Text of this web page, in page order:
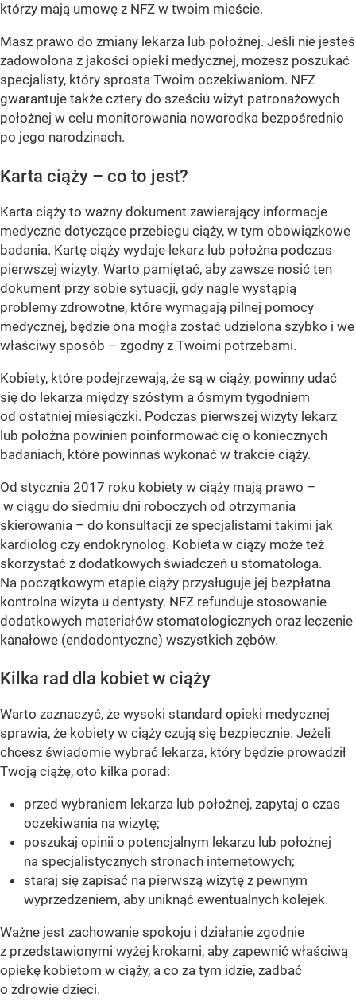
którzy mają umowę z NFZ w twoim mieście.
Masz prawo do zmiany lekarza lub położnej. Jeśli nie jesteś
zadowolona z jakości opieki medycznej, możesz poszukać
specjalisty, który sprosta Twoim oczekiwaniom. NFZ
gwarantuje także cztery do sześciu wizyt patronażowych
położnej w celu monitorowania noworodka bezpośrednio
po jego narodzinach.
Karta ciąży – co to jest?
Karta ciąży to ważny dokument zawierający informacje
medyczne dotyczące przebiegu ciąży, w tym obowiązkowe
badania. Kartę ciąży wydaje lekarz lub położna podczas
pierwszej wizyty. Warto pamiętać, aby zawsze nosić ten
dokument przy sobie sytuacji, gdy nagle wystąpią
problemy zdrowotne, które wymagają pilnej pomocy
medycznej, będzie ona mogła zostać udzielona szybko i we
właściwy sposób – zgodny z Twoimi potrzebami.
Kobiety, które podejrzewają, że są w ciąży, powinny udać
się do lekarza między szóstym a ósmym tygodniem
od ostatniej miesiączki. Podczas pierwszej wizyty lekarz
lub położna powinien poinformować cię o koniecznych
badaniach, które powinnaś wykonać w trakcie ciąży.
Od stycznia 2017 roku kobiety w ciąży mają prawo –
w ciągu do siedmiu dni roboczych od otrzymania
skierowania – do konsultacji ze specjalistami takimi jak
kardiolog czy endokrynolog. Kobieta w ciąży może też
skorzystać z dodatkowych świadczeń u stomatologa.
Na początkowym etapie ciąży przysługuje jej bezpłatna
kontrolna wizyta u dentysty. NFZ refunduje stosowanie
dodatkowych materiałów stomatologicznych oraz leczenie
kanałowe (endodontyczne) wszystkich zębów.
Kilka rad dla kobiet w ciąży
Warto zaznaczyć, że wysoki standard opieki medycznej
sprawia, że kobiety w ciąży czują się bezpiecznie. Jeżeli
chcesz świadomie wybrać lekarza, który będzie prowadził
Twoją ciążę, oto kilka porad:
przed wybraniem lekarza lub położnej, zapytaj o czas
oczekiwania na wizytę;
poszukaj opinii o potencjalnym lekarzu lub położnej
na specjalistycznych stronach internetowych;
staraj się zapisać na pierwszą wizytę z pewnym
wyprzedzeniem, aby uniknąć ewentualnych kolejek.
Ważne jest zachowanie spokoju i działanie zgodnie
z przedstawionymi wyżej krokami, aby zapewnić właściwą
opiekę kobietom w ciąży, a co za tym idzie, zadbać
o zdrowie dzieci.